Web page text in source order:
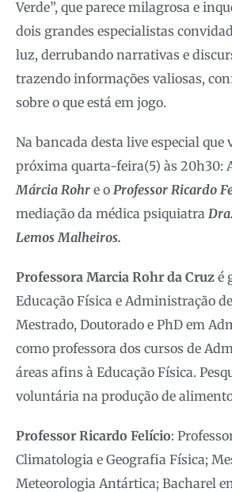
Verde”, que parece milagrosa e
dois grandes especialistas
luz, derrubando narrativas e
trazendo informações valiosas,
sobre o que está em jogo.
Na bancada desta live especial que
próxima quarta-feira(5) às 20h30:
Márcia Rohr e o Professor Ricardo
mediação da médica psiquiatra
Lemos Malheiros.
Professora Marcia Rohr da Cruz é
Educação Física e Administração
Mestrado, Doutorado e PhD em
como professora dos cursos de
áreas afins à Educação Física.
voluntária na produção de
Professor Ricardo Felício:
Climatologia e Geografia Física;
Meteorologia Antártica; Bacharel